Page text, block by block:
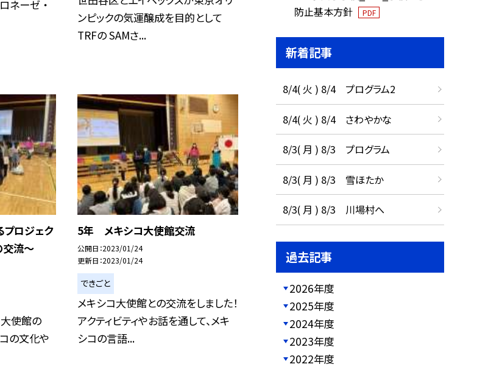
ネーゼ ・
ンピックの気運醸成を目的として
TRFの SAMさ...
ロジェク
交流〜
大使館の
の文化や
5年 メキシコ大使館交流
公開日 2023/01/24
更新日 2023/01/24
できごと
メキシコ大使館との交流をしました！
アクティビティやお話を通して、メキ
シコの言語...
防止基本方針
PDF
新着記事
8/4( 火 ) 8/4 プログラム2
8/4( 火 ) 8/4 さわやかな
8/3( 月 ) 8/3 プログラム
8/3( 月 ) 8/3 雪ほたか
8/3( 月 ) 8/3 川場村へ
過去記事
2026年度
2025年度
2024年度
2023年度
2022年度